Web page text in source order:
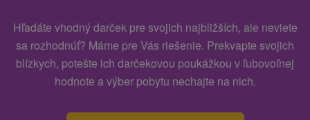
Hľadáte vhodný darček pre svojich najbližších, ale neviete
sa rozhodnúť? Máme pre Vás riešenie. Prekvapte svojich
blízkych, potešte ich darčekovou poukážkou v ľubovoľnej
hodnote a výber pobytu nechajte na nich.